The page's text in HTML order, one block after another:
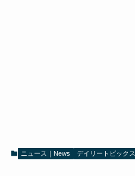
ニュース｜News デイリートピックス